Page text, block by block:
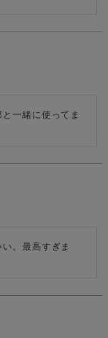
一緒に使ってま
。最高すぎま